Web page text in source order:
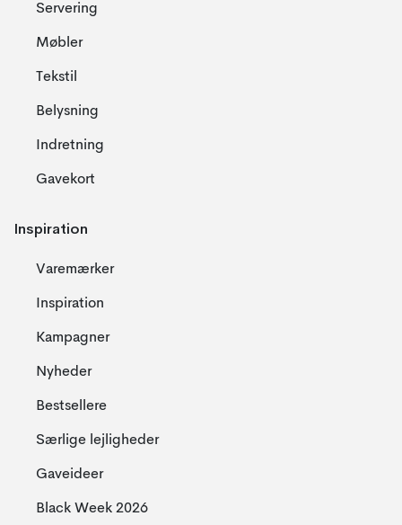
Servering
Møbler
Tekstil
Belysning
Indretning
Gavekort
Inspiration
Varemærker
Inspiration
Kampagner
Nyheder
Bestsellere
Særlige lejligheder
Gaveideer
Black Week 2026